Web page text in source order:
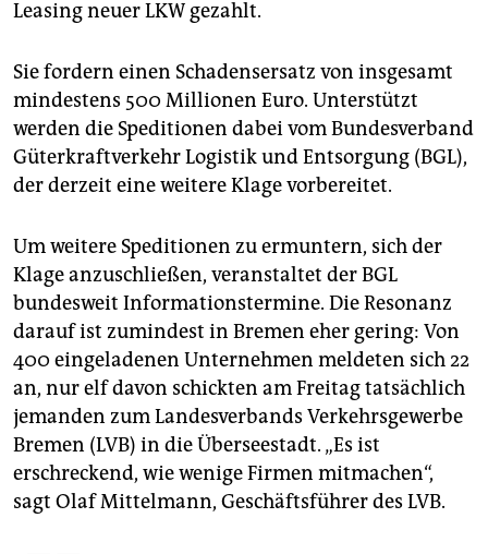
Leasing neuer LKW gezahlt.
Sie fordern einen Schadensersatz von insgesamt
mindestens 500 Millionen Euro. Unterstützt
werden die Speditionen dabei vom Bundesverband
Güterkraftverkehr Logistik und Entsorgung (BGL),
der derzeit eine weitere Klage vorbereitet.
Um weitere Speditionen zu ermuntern, sich der
Klage anzuschließen, veranstaltet der BGL
bundesweit Informationstermine. Die Resonanz
darauf ist zumindest in Bremen eher gering: Von
400 eingeladenen Unternehmen meldeten sich 22
an, nur elf davon schickten am Freitag tatsächlich
jemanden zum Landesverbands Verkehrsgewerbe
Bremen (LVB) in die Überseestadt. „Es ist
erschreckend, wie wenige Firmen mitmachen“,
sagt Olaf Mittelmann, Geschäftsführer des LVB.